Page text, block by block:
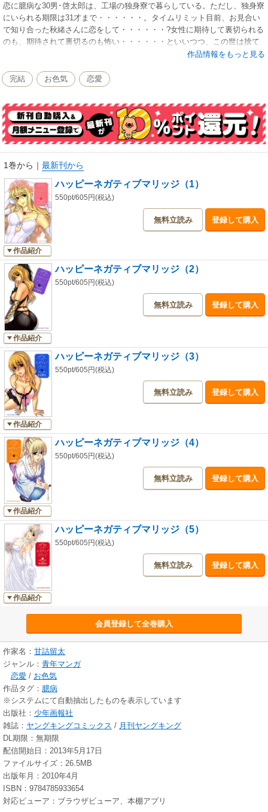
恋に臆病な30男･啓太郎は、工場の独身寮で暮らしている。ただし、独身寮
にいられる期限は31才まで・・・・・・。タイムリミット目前、お見合い
で知り合った秋緒さんに恋をして・・・・・・?女性に期待して裏切られる
のも、期待されて裏切るのも怖い・・・・・・といいつつ、この世は捨て
作品情報をもっと見る
完結 お色気 恋愛
1巻から ｜ 最新刊から
作品紹介
ハッピーネガティブマリッジ（1）
550pt/605円(税込)
無料立読み 登録して購入
作品紹介
ハッピーネガティブマリッジ（2）
550pt/605円(税込)
無料立読み 登録して購入
作品紹介
ハッピーネガティブマリッジ（3）
550pt/605円(税込)
無料立読み 登録して購入
作品紹介
ハッピーネガティブマリッジ（4）
550pt/605円(税込)
無料立読み 登録して購入
作品紹介
ハッピーネガティブマリッジ（5）
550pt/605円(税込)
無料立読み 登録して購入
会員登録して全巻購入
作家名： 甘詰留太
ジャンル： 青年マンガ
恋愛 / お色気
作品タグ： 臆病
※システムにて自動抽出したものを表示しています
出版社： 少年画報社
雑誌： ヤングキングコミックス / 月刊ヤングキング
DL期限：無期限
配信開始日：2013年5月17日
ファイルサイズ：26.5MB
出版年月：2010年4月
ISBN：9784785933654
対応ビューア：ブラウザビューア、本棚アプリ